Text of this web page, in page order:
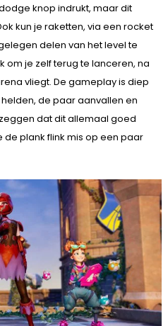
knop indrukt, maar dit
kun je raketten, via een rocket
delen van het level te
om je zelf terug te lanceren, na
vliegt. De gameplay is diep
de paar aanvallen en
dat dit allemaal goed
plank flink mis op een paar